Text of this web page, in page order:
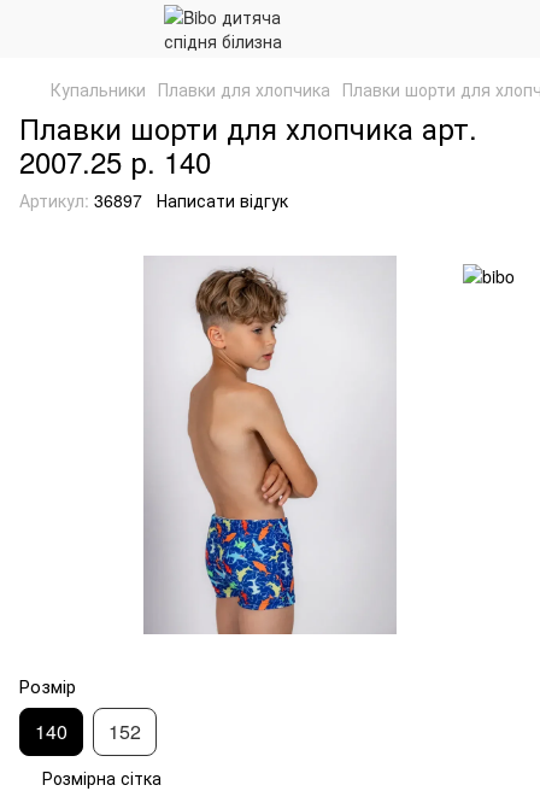
Купальники Плавки для хлопчика Плавки шорти для
Плавки шорти для хлопчика арт.
2007.25 р. 140
Артикул: 36897 Написати відгук
Розмір
140 152
Розмірна сітка